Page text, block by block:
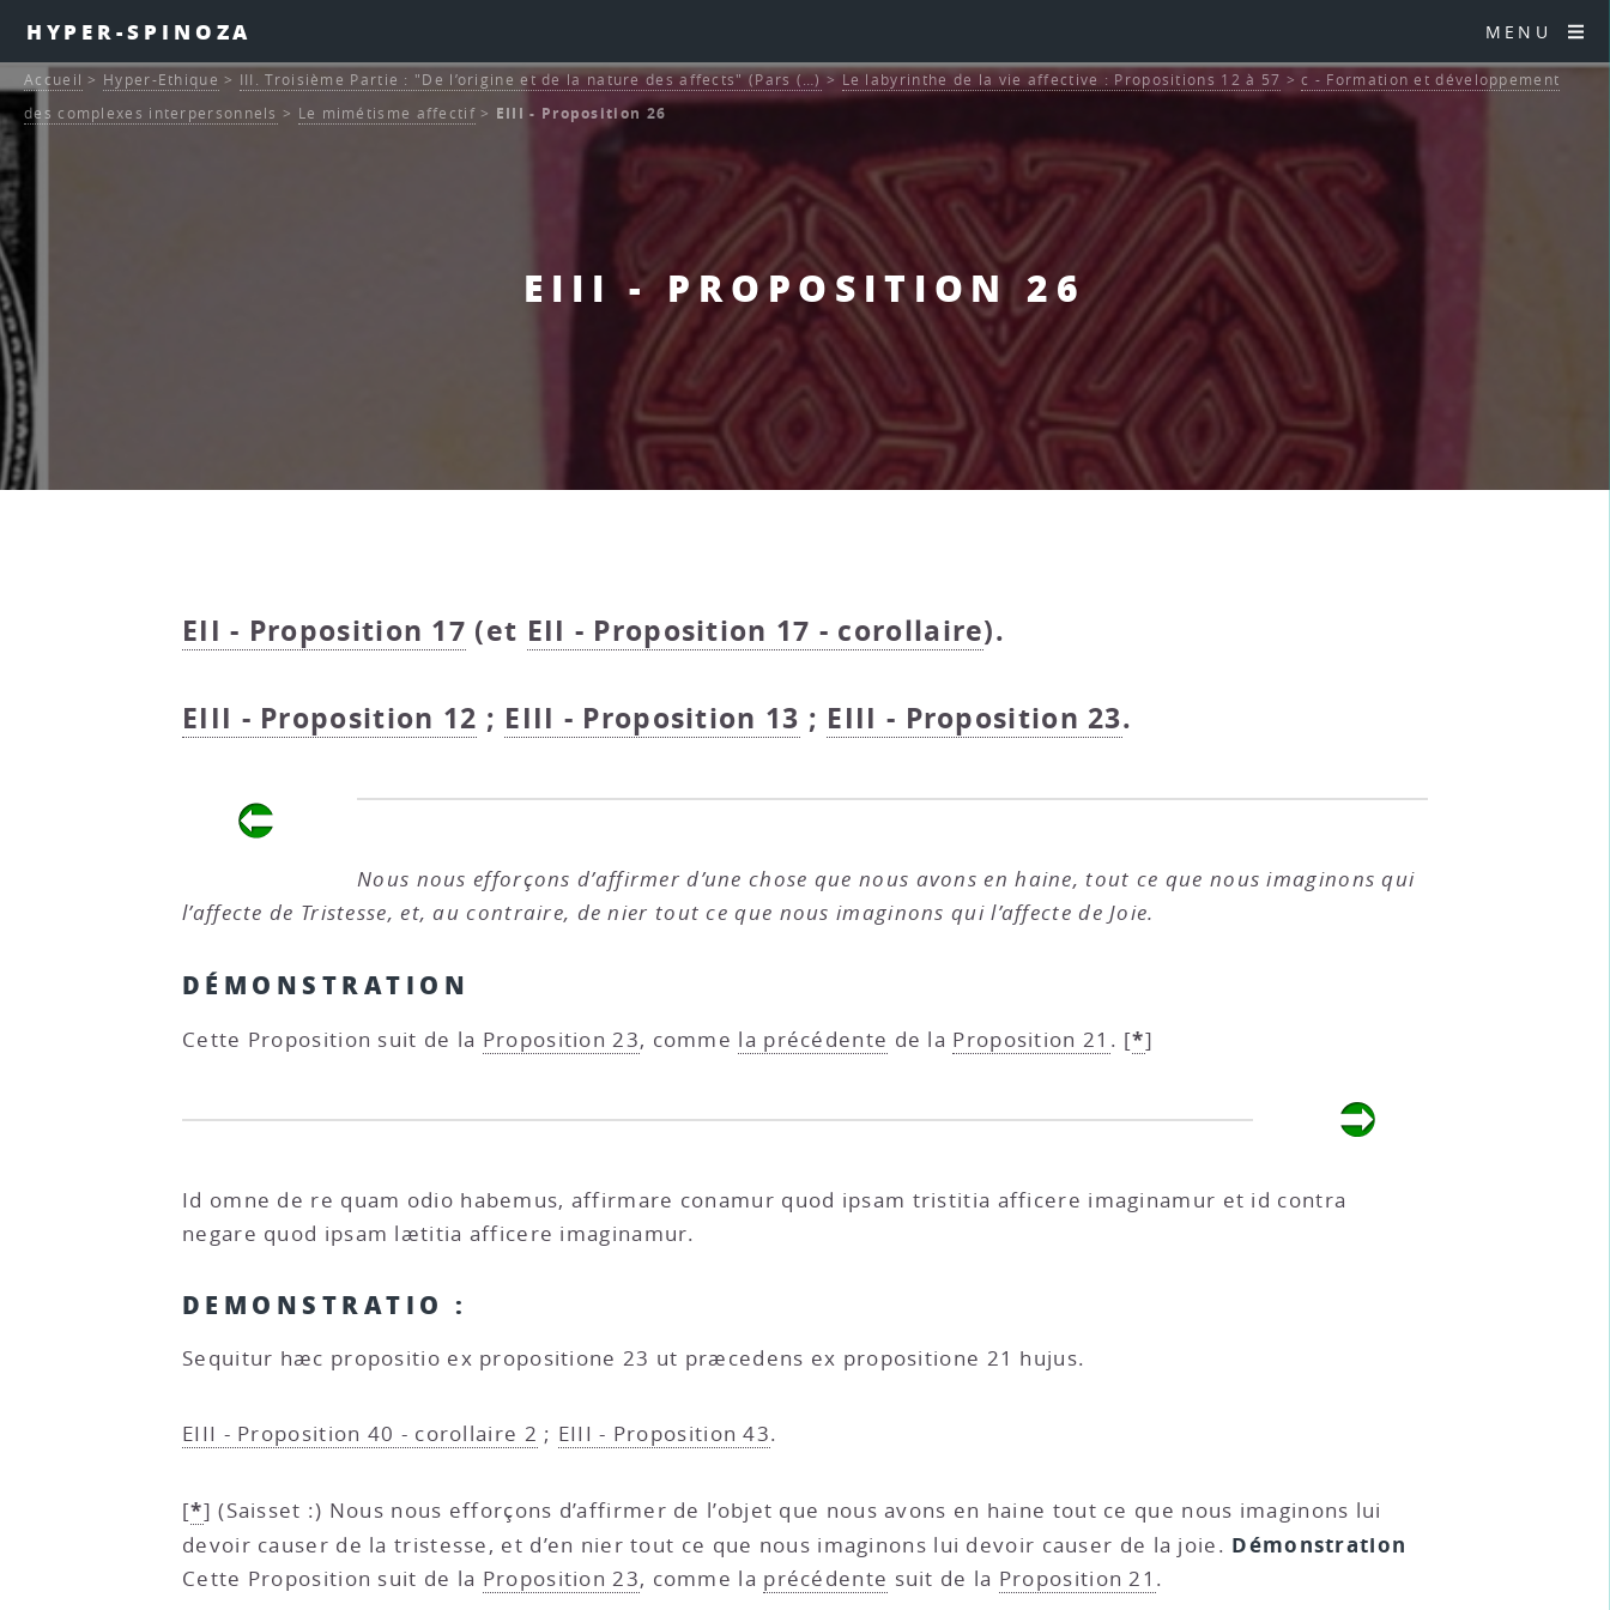
HYPER-SPINOZA MENU
EIII - PROPOSITION 26
Accueil > Hyper-Ethique > III. Troisième Partie : "De l’origine et de la nature des affects" (Pars (…) > Le labyrinthe de la vie affective : Propositions 12 à 57 >c - Formation et développement
des complexes interpersonnels > Le mimétisme affectif> EIII - Proposition 26
EII - Proposition 17 (et EII - Proposition 17 - corollaire).
EIII - Proposition 12 ; EIII - Proposition 13 ; EIII - Proposition 23.
Nous nous efforçons d’affirmer d’une chose que nous avons en haine, tout ce que nous imaginons qui
l’affecte de Tristesse, et, au contraire, de nier tout ce que nous imaginons qui l’affecte de Joie.
DÉMONSTRATION
Cette Proposition suit de la Proposition 23, comme la précédente de la Proposition 21 . [*]
Id omne de re quam odio habemus, affirmare conamur quod ipsam tristitia afficere imaginamur et id contra
negare quod ipsam lætitia afficere imaginamur.
DEMONSTRATIO :
Sequitur hæc propositio ex propositione 23 ut præcedens ex propositione 21 hujus.
EIII - Proposition 40 - corollaire 2 ; EIII - Proposition 43.
[*](Saisset :) Nous nous efforçons d’affirmer de l’objet que nous avons en haine tout ce que nous imaginons lui
devoir causer de la tristesse, et d’en nier tout ce que nous imaginons lui devoir causer de la joie. Démonstration
Cette Proposition suit de la Proposition 23, comme la précédente suit de la Proposition 21 .